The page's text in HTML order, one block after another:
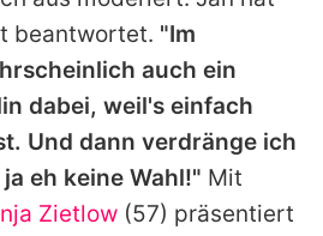
beantwortet. "Im
auch ein
dabei, weil's einfach
Und dann verdränge ich
eh keine Wahl!" Mit
Zietlow (57) präsentiert